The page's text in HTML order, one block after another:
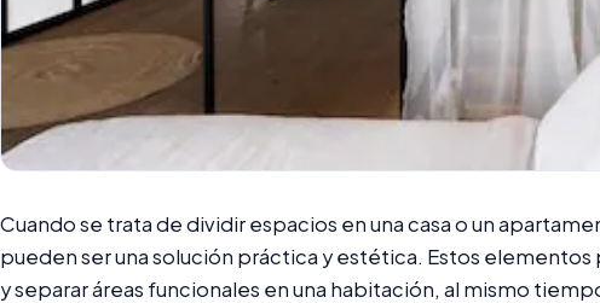
Cuando se trata de dividir espacios en una casa o un
pueden ser una solución práctica y estética. Estos
y separar áreas funcionales en una habitación, al mismo